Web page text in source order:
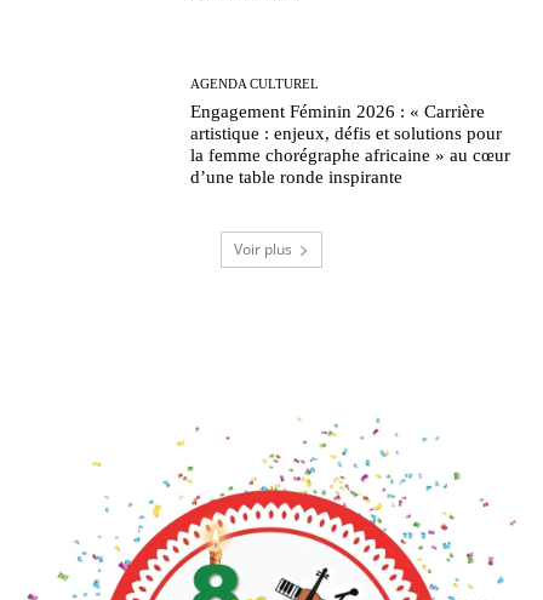
AGENDA CULTUREL
Engagement Féminin 2026 : « Carrière
artistique : enjeux, défis et solutions pour
la femme chorégraphe africaine » au cœur
d’une table ronde inspirante
Voir plus